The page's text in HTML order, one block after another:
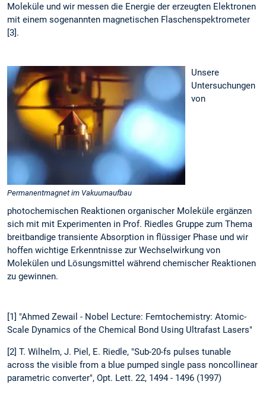
Moleküle und wir messen die Energie der erzeugten Elektronen
mit einem sogenannten magnetischen Flaschenspektrometer
[3].
Permanentmagnet im Vakuumaufbau
Unsere
Untersuchungen
von
photochemischen Reaktionen organischer Moleküle ergänzen
sich mit mit Experimenten in Prof. Riedles Gruppe zum Thema
breitbandige transiente Absorption in flüssiger Phase und wir
hoffen wichtige Erkenntnisse zur Wechselwirkung von
Molekülen und Lösungsmittel während chemischer Reaktionen
zu gewinnen.
[1] "Ahmed Zewail - Nobel Lecture: Femtochemistry: Atomic-
Scale Dynamics of the Chemical Bond Using Ultrafast Lasers"
[2] T. Wilhelm, J. Piel, E. Riedle, "Sub-20-fs pulses tunable
across the visible from a blue pumped single pass noncollinear
parametric converter", Opt. Lett. 22, 1494 - 1496 (1997)